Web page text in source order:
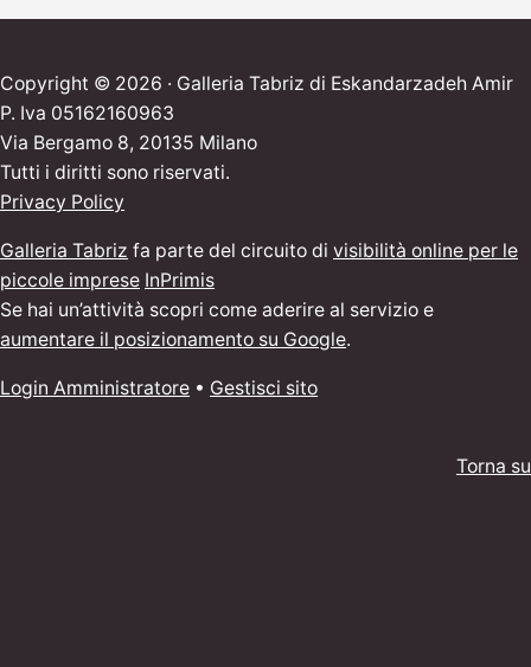
Copyright © 2026 · Galleria Tabriz di Eskandarzadeh Amir
P. Iva 05162160963
Via Bergamo 8, 20135 Milano
Tutti i diritti sono riservati.
Privacy Policy
Galleria Tabriz fa parte del circuito divisibilità online per le
piccole imprese InPrimis
Se hai un’attività scopri come aderire al servizio e
aumentare il posizionamento su Google.
Login Amministratore • Gestisci sito
Torna su